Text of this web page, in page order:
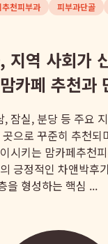
추천피부과 피부과단골
지역 사회가
카페 추천과
잠실, 분당 등 주요
으로 꾸준히 추천되
시키는 맘카페추천
긍정적인 차앤박후
을 형성하는 핵심 ...